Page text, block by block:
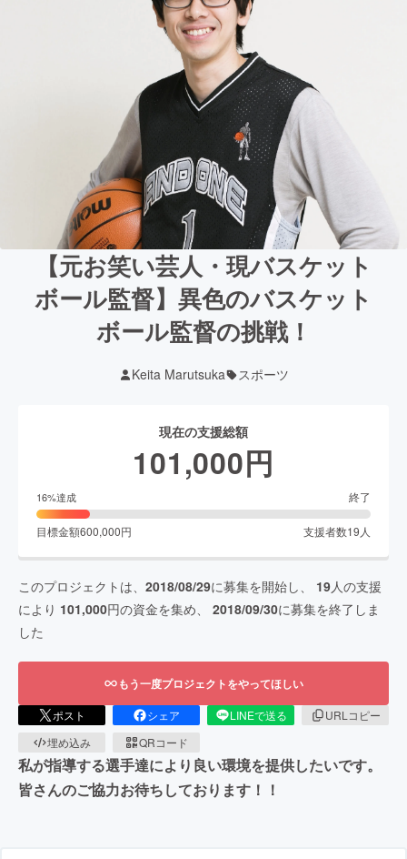
【元お笑い芸人・現バスケット
ボール監督】異色のバスケット
ボール監督の挑戦！
Keita Marutsuka スポーツ
現在の支援総額
101,000円
16%達成 終了
目標金額600,000円 支援者数19 人
このプロジェクトは、 2018/08/29に募集を開始し、 19人の支援
により 101,000円の資金を集め、 2018/09/30に募集を終了しま
した
もう一度プロジェクトをやってほしい
ポスト シェア LINEで送る
URLコピー
埋め込み
QRコード
私が指導する選手達により良い環境を提供したいです。
皆さんのご協力お待ちしております！！